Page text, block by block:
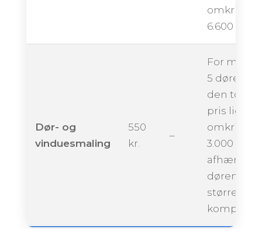
omkring
6.600
Dør- og
vinduesmaling
550
kr.
–
For
5 døre kan
den totale
pris ligge
omkring
3.000
afhængigt
dørenes
størrelse